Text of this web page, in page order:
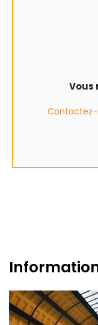
Vous
Contactez-